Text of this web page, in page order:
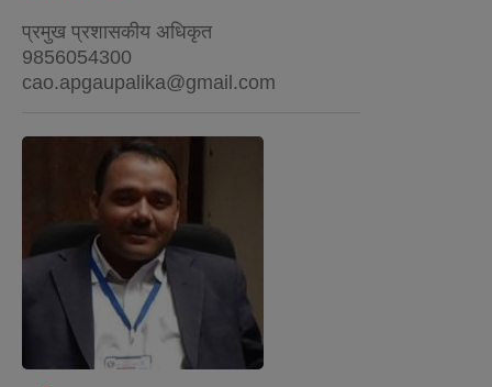
प्रमुख प्रशासकीय अधिकृत
9856054300
cao.apgaupalika@gmail.com